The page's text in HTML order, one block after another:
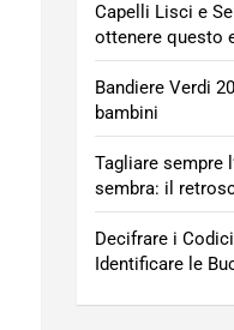
Capelli Lisci e
ottenere questo
Bandiere Verdi
bambini
Tagliare sempre
sembra: il
Decifrare i
Identificare le